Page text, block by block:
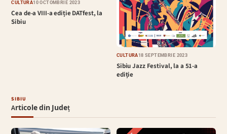
CULTURĂ10 OCTOMBRIE 2023
Cea de-a VIII-a ediție DATfest, la
Sibiu
CULTURĂ18 SEPTEMBRIE 2023
Sibiu Jazz Festival, la a 51-a
ediție
SIBIU
Articole din Județ